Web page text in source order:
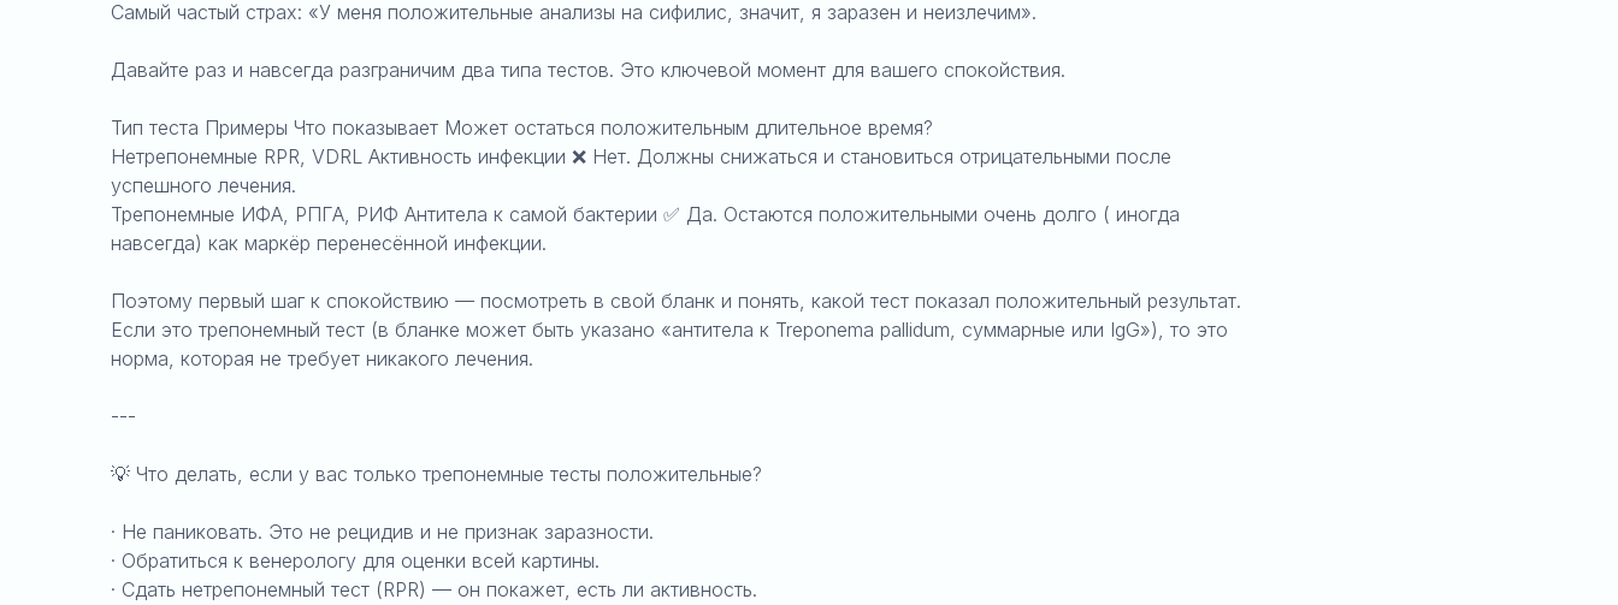
Самый частый страх: «У меня положительные анализы на сифилис, значит, я заразен и неизлечим».
Давайте раз и навсегда разграничим два типа тестов. Это ключевой момент для вашего спокойствия.
Тип теста Примеры Что показывает Может остаться положительным длительное время?
Нетрепонемные RPR, VDRL Активность инфекции ❌ Нет. Должны снижаться и становиться отрицательными после
успешного лечения.
Трепонемные ИФА, РПГА, РИФ Антитела к самой бактерии ✅ Да. Остаются положительными очень долго ( иногда
навсегда) как маркёр перенесённой инфекции.
Поэтому первый шаг к спокойствию — посмотреть в свой бланк и понять, какой тест показал положительный результат.
Если это трепонемный тест (в бланке может быть указано «антитела к Treponema pallidum, суммарные или IgG»), то это
норма, которая не требует никакого лечения.
---
💡 Что делать, если у вас только трепонемные тесты положительные?
· Не паниковать. Это не рецидив и не признак заразности.
· Обратиться к венерологу для оценки всей картины.
· Сдать нетрепонемный тест (RPR) — он покажет, есть ли активность.